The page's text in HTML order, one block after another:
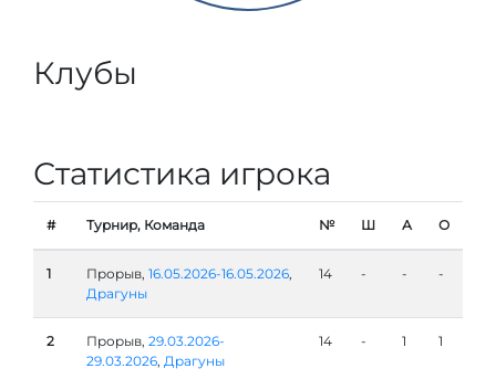
Клубы
Статистика игрока
# Турнир, Команда № Ш А О
1 Прорыв, 16.05.2026-16.05.2026,
Драгуны
14 - - -
2 Прорыв, 29.03.2026-
29.03.2026, Драгуны
14 - 1 1